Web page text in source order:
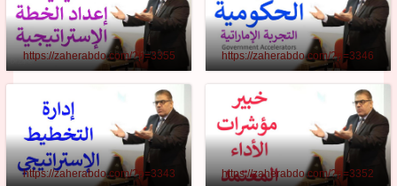
https://zaherabdo.com/?p=3346
https://zaherabdo.com/?p=3355
https://zaherabdo.com/?p=3352
https://zaherabdo.com/?p=3343